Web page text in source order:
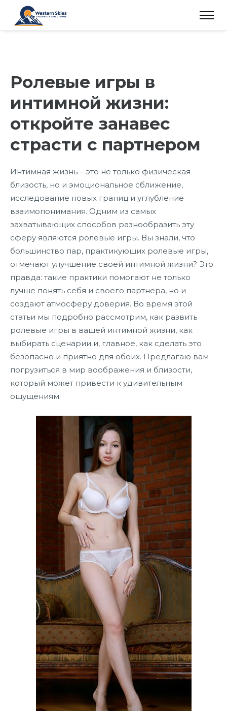
Ролевые игры в
интимной жизни:
откройте занавес
страсти с партнером
Интимная жизнь – это не только физическая
близость, но и эмоциональное сближение,
исследование новых границ и углубление
взаимопонимания. Одним из самых
захватывающих способов разнообразить эту
сферу являются ролевые игры. Вы знали, что
большинство пар, практикующих ролевые игры,
отмечают улучшение своей интимной жизни? Это
правда: такие практики помогают не только
лучше понять себя и своего партнера, но и
создают атмосферу доверия. Во время этой
статьи мы подробно рассмотрим, как развить
ролевые игры в вашей интимной жизни, как
выбирать сценарии и, главное, как сделать это
безопасно и приятно для обоих. Предлагаю вам
погрузиться в мир воображения и близости,
который может привести к удивительным
ощущениям.